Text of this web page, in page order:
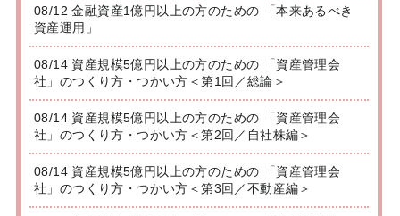
08/12 金融資産1億円以上の方のための 「本来あるべき
資産運用」
08/14 資産規模5億円以上の方のための 「資産管理会
社」のつくり方・つかい方＜第1回／総論＞
08/14 資産規模5億円以上の方のための 「資産管理会
社」のつくり方・つかい方＜第2回／自社株編＞
08/14 資産規模5億円以上の方のための 「資産管理会
社」のつくり方・つかい方＜第3回／不動産編＞